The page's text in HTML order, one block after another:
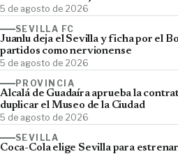
5 de agosto de 2026
SEVILLA FC
Juanlu deja el Sevilla y ficha por el
partidos como nervionense
5 de agosto de 2026
PROVINCIA
Alcalá de Guadaíra aprueba la
duplicar el Museo de la Ciudad
5 de agosto de 2026
SEVILLA
Coca-Cola elige Sevilla para